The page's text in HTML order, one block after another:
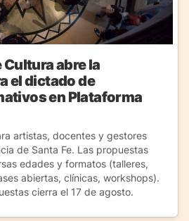
abre la
el dictado de
en Plataforma
artistas, docentes y gestores
de Santa Fe. Las propuestas
edades y formatos (talleres,
abiertas, clínicas, workshops).
cierra el 17 de agosto.